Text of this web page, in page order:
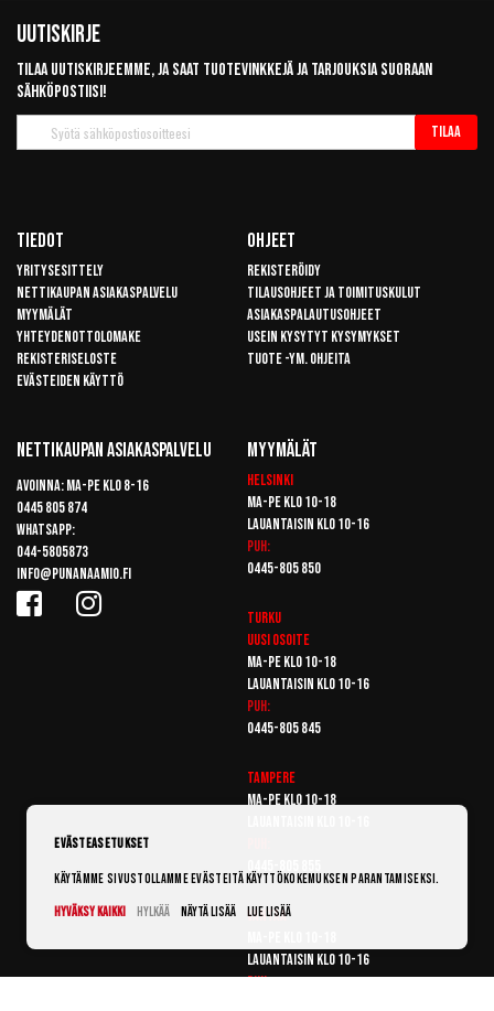
Uutiskirje
Tilaa uutiskirjeemme, ja saat tuotevinkkejä ja tarjouksia suoraan
sähköpostiisi!
uutiskirje
Tilaa
Tiedot
Yritysesittely
Nettikaupan asiakaspalvelu
Myymälät
Yhteydenottolomake
Rekisteriseloste
Evästeiden käyttö
Ohjeet
Rekisteröidy
Tilausohjeet ja toimituskulut
Asiakaspalautusohjeet
Usein kysytyt kysymykset
Tuote -ym. ohjeita
Nettikaupan Asiakaspalvelu
Avoinna: Ma-pe klo 8-16
0445 805 874
Whatsapp:
044-5805873
info@punanaamio.fi
Myymälät
Helsinki
Ma-pe klo 10-18
Lauantaisin klo 10-16
Puh:
0445-805 850
Turku
Uusi osoite
Ma-pe klo 10-18
Lauantaisin klo 10-16
Puh:
0445-805 845
Tampere
Ma-pe klo 10-18
Vantaa
Lauantaisin klo 10-16
Puh:
Evästeasetukset
Käytämme sivustollamme evästeitä käyttökokemuksen parantamiseksi.
Hyväksy kaikki
Hylkää Näytä lisää Lue lisää